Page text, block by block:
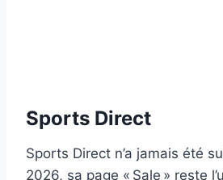
Sports Direct
Sports Direct n’a jamais été
2026, sa page « Sale » reste